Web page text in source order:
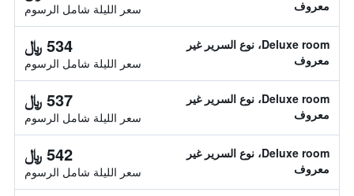
معروف
سعر الليلة شامل الرسوم
Deluxe room، نوع السرير غير
معروف
534 ﷼
سعر الليلة شامل الرسوم
Deluxe room، نوع السرير غير
معروف
537 ﷼
سعر الليلة شامل الرسوم
Deluxe room، نوع السرير غير
معروف
542 ﷼
سعر الليلة شامل الرسوم